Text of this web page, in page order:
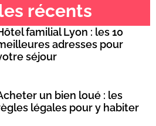
récents
familial Lyon : les 10
adresses pour
séjour
un bien loué : les
légales pour y habiter